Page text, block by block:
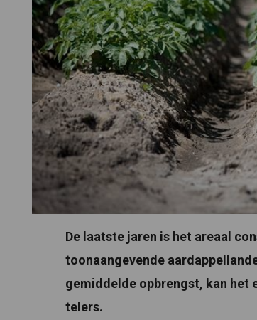
De laatste jaren is het areaal
toonaangevende
gemiddelde opbrengst, kan het
telers.